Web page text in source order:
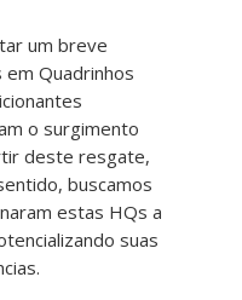
um breve
Quadrinhos
o surgimento
deste resgate,
buscamos
estas HQs a
suas